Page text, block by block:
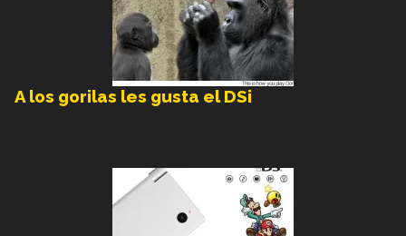
A los gorilas les gusta el DSi